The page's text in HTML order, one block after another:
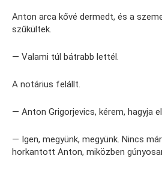
Anton arca kővé dermedt, és a
szűkültek.
— Valami túl bátrabb lettél.
A notárius felállt.
— Anton Grigorjevics, kérem, hagyja
— Igen, megyünk, megyünk. Nincs
horkantott Anton, miközben